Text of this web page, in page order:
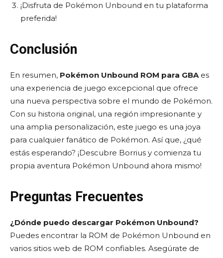
¡Disfruta de Pokémon Unbound en tu plataforma
preferida!
Conclusión
En resumen, Pokémon Unbound ROM para GBAes
una experiencia de juego excepcional que ofrece
una nueva perspectiva sobre el mundo de Pokémon.
Con su historia original, una región impresionante y
una amplia personalización, este juego es una joya
para cualquier fanático de Pokémon. Así que, ¿qué
estás esperando? ¡Descubre Borrius y comienza tu
propia aventura Pokémon Unbound ahora mismo!
Preguntas Frecuentes
¿Dónde puedo descargar Pokémon Unbound?
Puedes encontrar la ROM de Pokémon Unbound en
varios sitios web de ROM confiables. Asegúrate de